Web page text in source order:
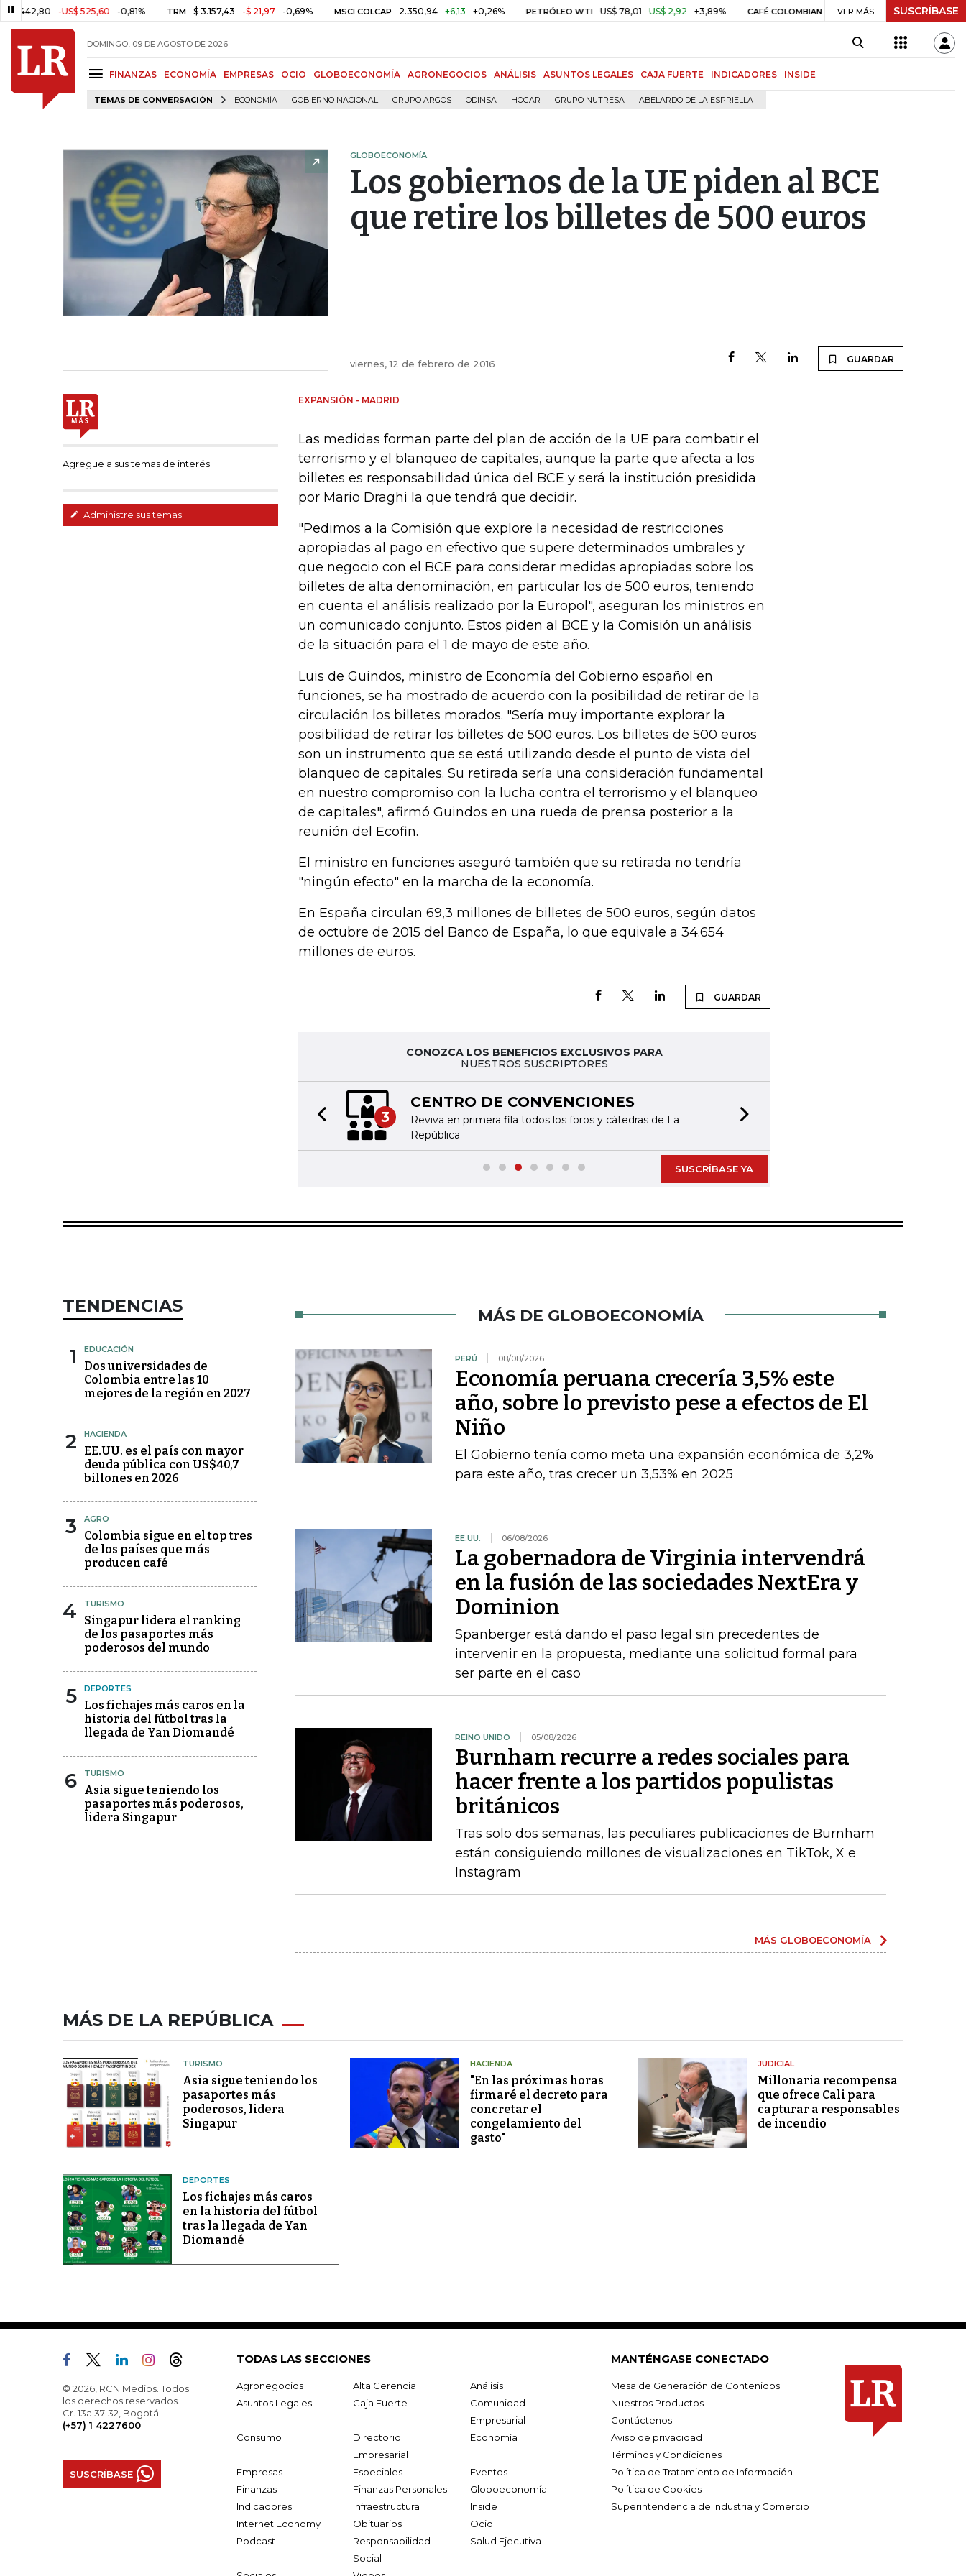
-US$ 525,60 -0,81% TRM $ 3.157,43 -$ 21,97 -0,69% MSCI COLCAP 2.350,94 +6,13 +0,26% PETRÓLEO WTI US$ 78,01 US$ 2,92 +3,89% CAFÉ COLOMBIAN MILDS US$ 3,80 US$ 0,05 +1,40%
VER MÁS SUSCRÍBASE
DOMINGO, 09 DE AGOSTO DE 2026
FINANZAS ECONOMÍA EMPRESAS OCIO GLOBOECONOMÍA AGRONEGOCIOS ANÁLISIS ASUNTOS LEGALES CAJA FUERTE INDICADORES INSIDE
TEMAS DE CONVERSACIÓN ECONOMÍA GOBIERNO NACIONAL GRUPO ARGOS ODINSA HOGAR GRUPO NUTRESA ABELARDO DE LA ESPRIELLA
GLOBOECONOMÍA
Los gobiernos de la UE piden al BCE
que retire los billetes de 500 euros
viernes, 12 de febrero de 2016 GUARDAR
Agregue a sus temas de interés
Administre sus temas
EXPANSIÓN - MADRID
Las medidas forman parte del plan de acción de la UE para combatir el
terrorismo y el blanqueo de capitales, aunque la parte que afecta a los
billetes es responsabilidad única del BCE y será la institución presidida
por Mario Draghi la que tendrá que decidir.
"Pedimos a la Comisión que explore la necesidad de restricciones
apropiadas al pago en efectivo que supere determinados umbrales y
que negocio con el BCE para considerar medidas apropiadas sobre los
billetes de alta denominación, en particular los de 500 euros, teniendo
en cuenta el análisis realizado por la Europol", aseguran los ministros en
un comunicado conjunto. Estos piden al BCE y la Comisión un análisis
de la situación para el 1 de mayo de este año.
Luis de Guindos, ministro de Economía del Gobierno español en
funciones, se ha mostrado de acuerdo con la posibilidad de retirar de la
circulación los billetes morados. "Sería muy importante explorar la
posibilidad de retirar los billetes de 500 euros. Los billetes de 500 euros
son un instrumento que se está utilizando desde el punto de vista del
blanqueo de capitales. Su retirada sería una consideración fundamental
en nuestro compromiso con la lucha contra el terrorismo y el blanqueo
de capitales", afirmó Guindos en una rueda de prensa posterior a la
reunión del Ecofin.
El ministro en funciones aseguró también que su retirada no tendría
"ningún efecto" en la marcha de la economía.
En España circulan 69,3 millones de billetes de 500 euros, según datos
de octubre de 2015 del Banco de España, lo que equivale a 34.654
millones de euros.
GUARDAR
CONOZCA LOS BENEFICIOS EXCLUSIVOS PARA
NUESTROS SUSCRIPTORES
3
CENTRO DE CONVENCIONES
Reviva en primera fila todos los foros y cátedras de La
República
Previous slide
SUSCRÍBASE YA
TENDENCIAS
1 EDUCACIÓN
Dos universidades de
Colombia entre las 10
mejores de la región en 2027
2 HACIENDA
EE.UU. es el país con mayor
deuda pública con US$40,7
billones en 2026
3 AGRO
Colombia sigue en el top tres
de los países que más
producen café
4 TURISMO
Singapur lidera el ranking
de los pasaportes más
poderosos del mundo
5 DEPORTES
Los fichajes más caros en la
historia del fútbol tras la
llegada de Yan Diomandé
6 TURISMO
Asia sigue teniendo los
pasaportes más poderosos,
lidera Singapur
MÁS DE GLOBOECONOMÍA
PERÚ 08/08/2026
Economía peruana crecería 3,5% este
año, sobre lo previsto pese a efectos de El
Niño
El Gobierno tenía como meta una expansión económica de 3,2%
para este año, tras crecer un 3,53% en 2025
EE.UU. 06/08/2026
La gobernadora de Virginia intervendrá
en la fusión de las sociedades NextEra y
Dominion
Spanberger está dando el paso legal sin precedentes de
intervenir en la propuesta, mediante una solicitud formal para
ser parte en el caso
REINO UNIDO 05/08/2026
Burnham recurre a redes sociales para
hacer frente a los partidos populistas
británicos
Tras solo dos semanas, las peculiares publicaciones de Burnham
están consiguiendo millones de visualizaciones en TikTok, X e
Instagram
MÁS GLOBOECONOMÍA
MÁS DE LA REPÚBLICA
TURISMO
Asia sigue teniendo los
pasaportes más
poderosos, lidera
Singapur
HACIENDA
"En las próximas horas
firmaré el decreto para
concretar el
congelamiento del
gasto"
JUDICIAL
Millonaria recompensa
que ofrece Cali para
capturar a responsables
de incendio
DEPORTES
Los fichajes más caros
en la historia del fútbol
tras la llegada de Yan
Diomandé
© 2026, RCN Medios. Todos
los derechos reservados.
Cr. 13a 37-32, Bogotá
(+57) 1 4227600
SUSCRÍBASE
TODAS LAS SECCIONES
Agronegocios Alta Gerencia
Análisis
Asuntos Legales
Caja Fuerte
Comunidad
Empresarial
Consumo
Directorio
Empresarial
Economía
Empresas Especiales
Eventos
Finanzas
Finanzas Personales
Globoeconomía
Indicadores
Infraestructura
Inside
Internet Economy
Obituarios
Ocio
Podcast
Responsabilidad
Social
Salud Ejecutiva
MANTÉNGASE CONECTADO
Mesa de Generación de Contenidos
Nuestros Productos
Contáctenos
Aviso de privacidad
Términos y Condiciones
Política de Tratamiento de Información
Política de Cookies
Superintendencia de Industria y Comercio